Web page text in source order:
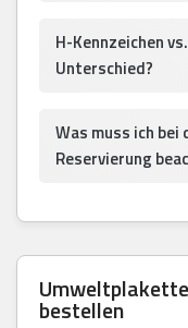
H-Kennzeichen
Unterschied?
Was muss ich bei
Reservierung
bestellen